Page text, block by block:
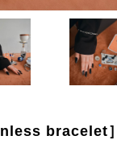
bracelet］